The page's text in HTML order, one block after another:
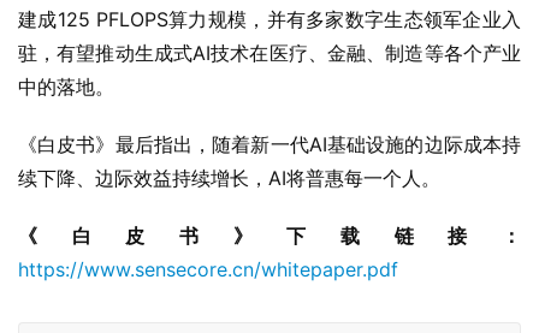
建成125 PFLOPS算力规模，并有多家数字生态领军企业入
驻，有望推动生成式AI技术在医疗、金融、制造等各个产业
中的落地。
《白皮书》最后指出，随着新一代AI基础设施的边际成本持
续下降、边际效益持续增长，AI将普惠每一个人。
《白皮书》下载链接：
https://www.sensecore.cn/whitepaper.pdf